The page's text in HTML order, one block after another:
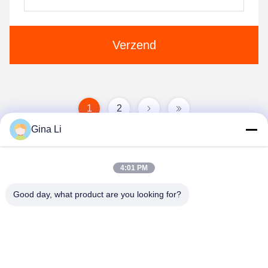
Verzend
1 2
Gina Li
4:01 PM
Good day, what product are you looking for?